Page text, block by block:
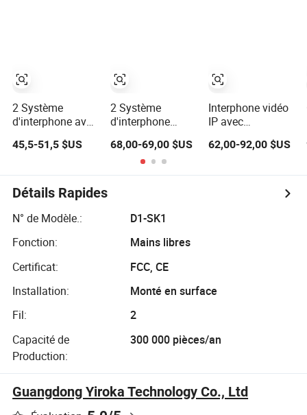
2 Système
d'interphone avec
câblé, support de
porte et angle
large 2
Interphone vidéo
audio à deux
45,5-51,5 $US
2 Système
d'interphone
moniteur riche en
fonctionnalités et
caméra
porte vidéo audio
68,00-69,00 $US
Interphone vidéo
IP avec
bruit, contrôle par
intelligente,
62,00-92,00 $US
Détails Rapides
N° de Modèle.:
D1-SK1
Fonction:
Mains libres
Certificat:
FCC, CE
Installation:
Monté en surface
Fil:
2
Capacité de
Production:
300 000 pièces/an
Guangdong Yiroka Technology Co., Ltd